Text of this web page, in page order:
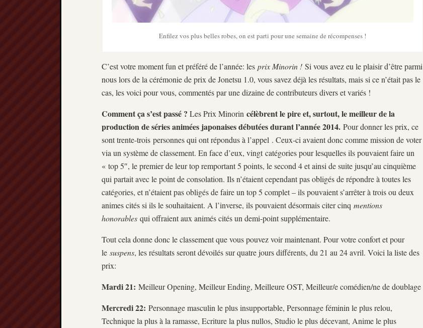
Enfilez vos plus belles robes, on est parti pour une semaine de récompenses !
C’est votre moment fun et préféré de l’année: les prix Minorin ! Si vous avez eu le plaisir d’être parmi
nous lors de la cérémonie de prix de Jonetsu 1.0, vous savez déjà les résultats, mais si ce n’était pas le
cas, les voici pour vous, commentés par une dizaine de contributeurs divers et variés !
Comment ça s’est passé ? Les Prix Minorin célèbrent le pire et, surtout, le meilleur de la
production de séries animées japonaises débutées durant l’année 2014. Pour donner les prix, ce
sont trente-trois personnes qui ont répondus à l’appel . Ceux-ci avaient donc comme mission de voter
via un système de classement. En face d’eux, vingt catégories pour lesquelles ils pouvaient faire un
« top 5″, le premier de leur top remportant 5 points, le second 4 et ainsi de suite jusqu’au cinquième
qui partait avec le point de consolation. Ils n’étaient cependant pas obligés de répondre à toutes les
catégories, et n’étaient pas obligés de faire un top 5 complet – ils pouvaient s’arrêter à trois ou deux
animes cités si ils le souhaitaient. A l’inverse, ils pouvaient désormais citer cinq mentions
honorables qui offraient aux animés cités un demi-point supplémentaire.
Tout cela donne donc le classement que vous pouvez voir maintenant. Pour votre confort et pour
le suspens, les résultats seront dévoilés sur quatre jours différents, du 21 au 24 avril. Voici la liste des
prix:
Mardi 21: Meilleur Opening, Meilleur Ending, Meilleure OST, Meilleur/e comédien/ne de doublage
Mercredi 22: Personnage masculin le plus insupportable, Personnage féminin le plus relou,
Technique la plus à la ramasse, Ecriture la plus nullos, Studio le plus décevant, Anime le plus